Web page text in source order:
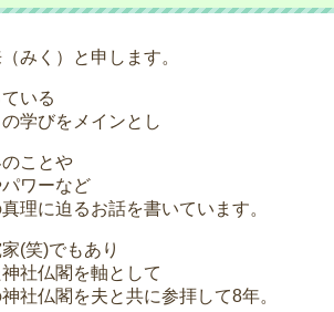
みく）と申します。
いる
学びをメインとし
ことや
ワーなど
理に迫るお話を書いています。
(笑)でもあり
社仏閣を軸として
社仏閣を夫と共に参拝して8年。